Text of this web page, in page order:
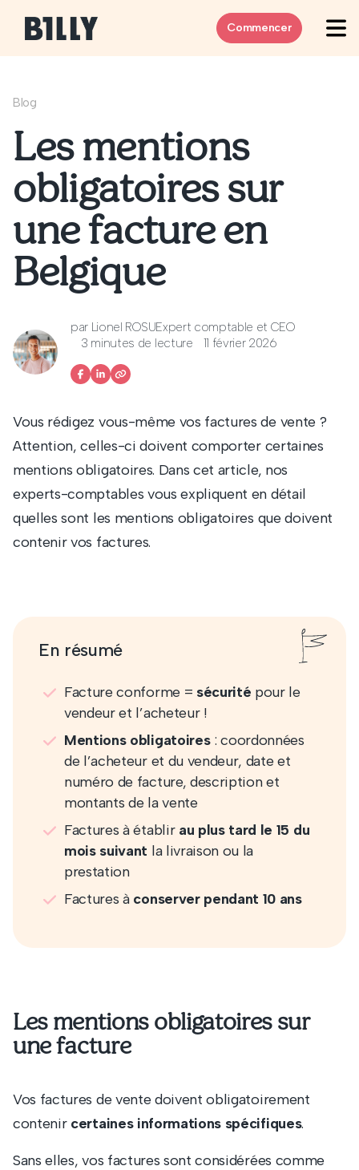
Commencer
Blog
Les mentions
obligatoires sur
une facture en
Belgique
par Lionel ROSUExpert comptable et CEO
3 minutes de lecture
11 février 2026
Vous rédigez vous-même vos factures de vente ?
Attention, celles-ci doivent comporter certaines
mentions obligatoires. Dans cet article, nos
experts-comptables vous expliquent en détail
quelles sont les mentions obligatoires que doivent
contenir vos factures.
En résumé
Facture conforme = sécurité pour le
vendeur et l’acheteur !
Mentions obligatoires: coordonnées
de l’acheteur et du vendeur, date et
numéro de facture, description et
montants de la vente
Factures à établir au plus tard le 15 du
mois suivant la livraison ou la
prestation
Factures à conserver pendant 10 ans
Les mentions obligatoires sur
une facture
Vos factures de vente doivent obligatoirement
contenir certaines informations spécifiques.
Sans elles, vos factures sont considérées comme